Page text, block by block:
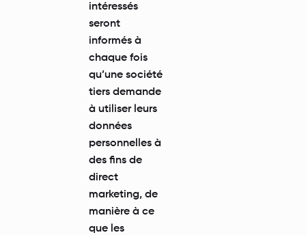
intéressés
seront
informés à
chaque fois
qu’une société
tiers demande
à utiliser leurs
données
personnelles à
des fins de
direct
marketing, de
manière à ce
que les